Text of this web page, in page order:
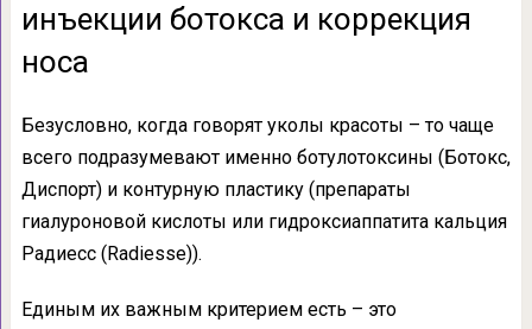
инъекции ботокса и коррекция
носа
Безусловно, когда говорят уколы красоты – то чаще
всего подразумевают именно ботулотоксины (Ботокс,
Диспорт) и контурную пластику (препараты
гиалуроновой кислоты или гидроксиаппатита кальция
Радиесс (Radiesse)).
Единым их важным критерием есть – это